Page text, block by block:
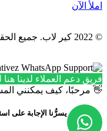
املأ الآن
© 2022 كير لاب. جميع الحقوق محفوظة.
فريق دعم العملاء لدينا
👋 مرحبًا، كيف يمكنني
يسرُّنا الإجابة على